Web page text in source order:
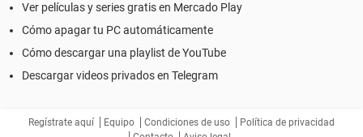
Ver películas y series gratis en Mercado Play
Cómo apagar tu PC automáticamente
Cómo descargar una playlist de YouTube
Descargar videos privados en Telegram
Regístrate aquí Equipo Condiciones de uso
Política de privacidad